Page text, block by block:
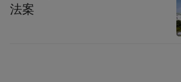
法案